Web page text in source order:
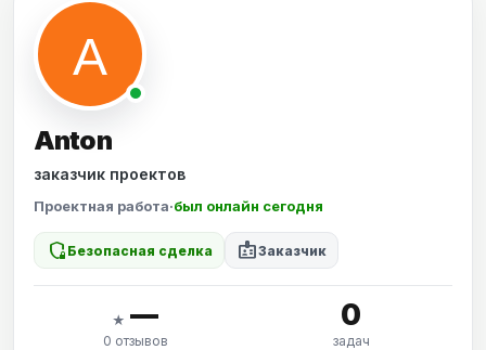
Anton
заказчик проектов
Проектная работа·был онлайн сегодня
shield_locked Безопасная сделка badgeЗаказчик
★ —
0 отзывов
0
задач